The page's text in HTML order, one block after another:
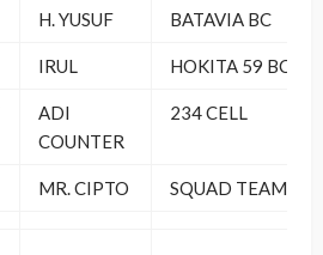
H. YUSUF BATAVIA BC
IRUL HOKITA 59 BC
ADI
COUNTER
234 CELL
MR. CIPTO SQUAD TEAM